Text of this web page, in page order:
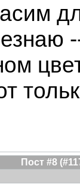
Пост #8